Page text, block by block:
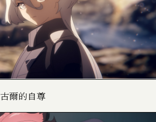
古爾的自尊